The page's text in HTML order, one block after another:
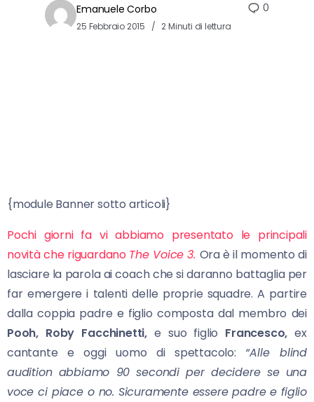
Emanuele Corbo
25 Febbraio 2015 2 Minuti di lettura
0
{module Banner sotto articoli}
Pochi giorni fa vi abbiamo presentato le principali
novità che riguardano The Voice 3. Ora è il momento di
lasciare la parola ai coach che si daranno battaglia per
far emergere i talenti delle proprie squadre. A partire
dalla coppia padre e figlio composta dal membro dei
Pooh, Roby Facchinetti,e suo figlio Francesco,ex
cantante e oggi uomo di spettacolo: “Alle blind
audition abbiamo 90 secondi per decidere se una
voce ci piace o no. Sicuramente essere padre e figlio